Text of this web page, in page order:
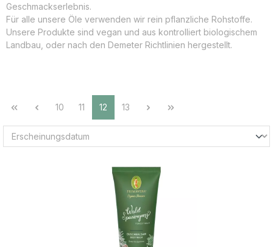
Geschmackserlebnis.
Für alle unsere Öle verwenden wir rein pflanzliche Rohstoffe.
Unsere Produkte sind vegan und aus kontrolliert biologischem
Landbau, oder nach den Demeter Richtlinien hergestellt.
Seite
10 Seite
11 Seite
12 Seite
13